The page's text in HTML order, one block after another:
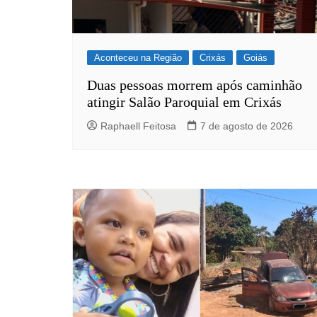
Aconteceu na Região Crixás Goiás
Duas pessoas morrem após caminhão
atingir Salão Paroquial em Crixás
Raphaell Feitosa 7 de agosto de 2026